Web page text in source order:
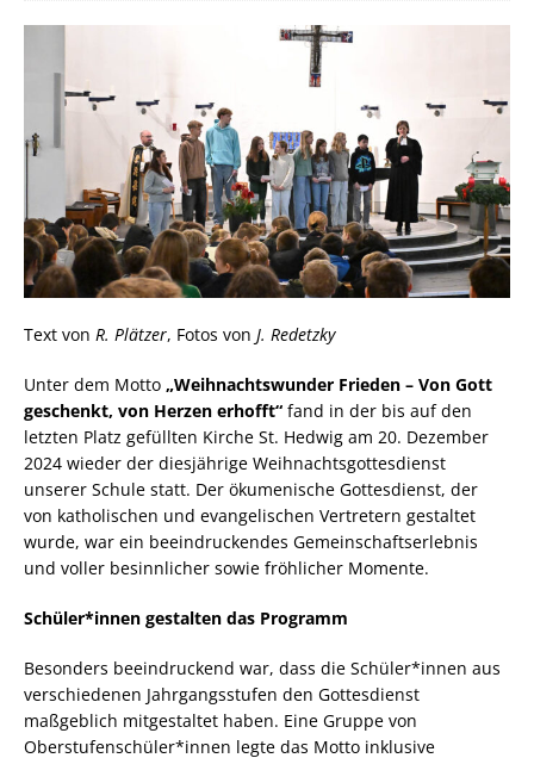
Text von R. Plätzer, Fotos von J. Redetzky
Unter dem Motto „Weihnachtswunder Frieden – Von Gott
geschenkt, von Herzen erhofft“ fand in der bis auf den
letzten Platz gefüllten Kirche St. Hedwig am 20. Dezember
2024 wieder der diesjährige Weihnachtsgottesdienst
unserer Schule statt. Der ökumenische Gottesdienst, der
von katholischen und evangelischen Vertretern gestaltet
wurde, war ein beeindruckendes Gemeinschaftserlebnis
und voller besinnlicher sowie fröhlicher Momente.
Schüler*innen gestalten das Programm
Besonders beeindruckend war, dass die Schüler*innen aus
verschiedenen Jahrgangsstufen den Gottesdienst
maßgeblich mitgestaltet haben. Eine Gruppe von
Oberstufenschüler*innen legte das Motto inklusive